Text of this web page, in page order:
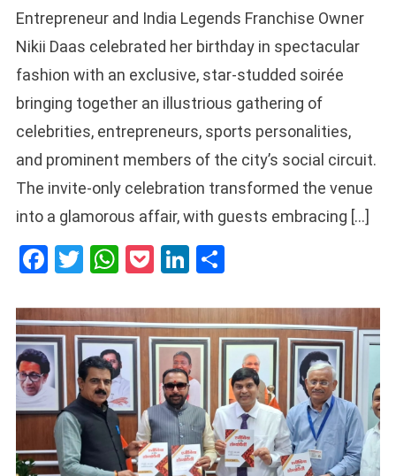
Entrepreneur and India Legends Franchise Owner
Nikii Daas celebrated her birthday in spectacular
fashion with an exclusive, star-studded soirée
bringing together an illustrious gathering of
celebrities, entrepreneurs, sports personalities,
and prominent members of the city’s social circuit.
The invite-only celebration transformed the venue
into a glamorous affair, with guests embracing […]
Facebook
Twitter
WhatsApp
PocketLinkedIn